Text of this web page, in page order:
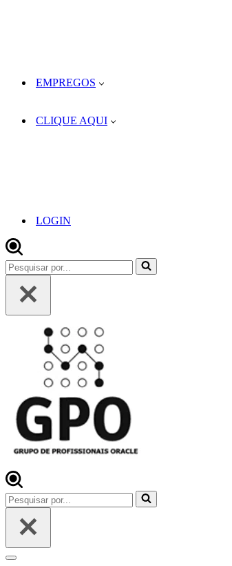
EMPREGOS
CLIQUE AQUI
LOGIN
Pesquisar
por...
Pesquisar
por...
Menu